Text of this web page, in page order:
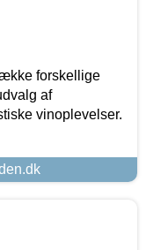
forskellige
af
vinoplevelser.